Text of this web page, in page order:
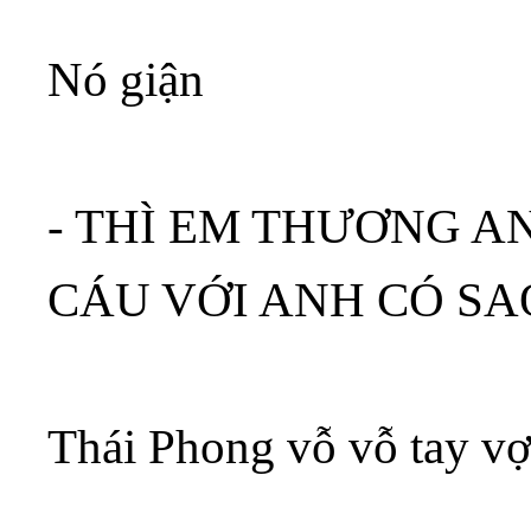
Nó giận
- THÌ EM THƯƠNG
CÁU VỚI ANH CÓ
Thái Phong vỗ vỗ tay